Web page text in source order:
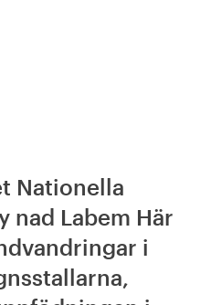
Nationella
nad Labem Här
i